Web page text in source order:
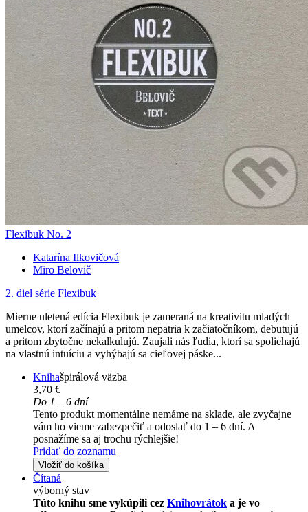
Flexibuk No. 2
Katarína Ilkovičová
Miro Belovič
2. diel série Flexibuk
Mierne uletená edícia Flexibuk je zameraná na kreativitu mladých
umelcov, ktorí začínajú a pritom nepatria k začiatočníkom, debutujú
a pritom zbytočne nekalkulujú. Zaujali nás ľudia, ktorí sa spoliehajú
na vlastnú intuíciu a vyhýbajú sa cieľovej páske...
Knihašpirálová väzba
3,70 €
Do 1 – 6 dní
Tento produkt momentálne nemáme na sklade, ale zvyčajne
vám ho vieme zabezpečiť a odoslať do 1 – 6 dní. A
posnažíme sa aj trochu rýchlejšie!
Pridať do zoznamu
Vložiť do košíka
Čítaná
výborný stav
Túto knihu sme vykúpili cez Knihovrátok a je vo